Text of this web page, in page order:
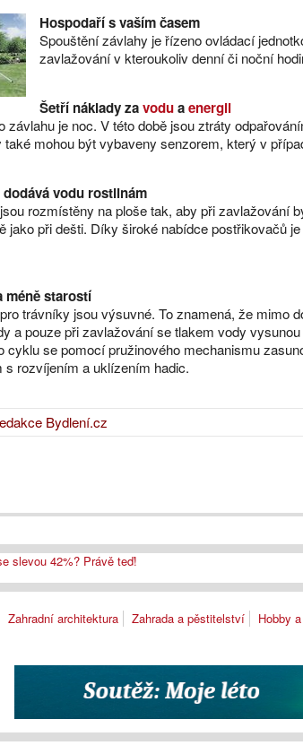
Hospodaří s vaším časem
Spouštění závlahy je řízeno ovládací
zavlažování v kteroukoliv denní či noční
Šetří náklady zavoduaenergii
závlahu je noc. V této době jsou ztráty
mohou být vybaveny senzorem, který v
vodu rostlinám
rozmístěny na ploše tak, aby při zavlažování
jako při dešti. Díky široké nabídce postřikovačů
méně starostí
trávníky jsou výsuvné. To znamená, že mimo
a pouze při zavlažování se tlakem vody
cyklu se pomocí pružinového mechanismu
s rozvíjením a uklízením hadic.
Bydlení.cz
slevou 42%? Právě teď!
Zahradní architektura Zahrada a pěstitelství Hobby